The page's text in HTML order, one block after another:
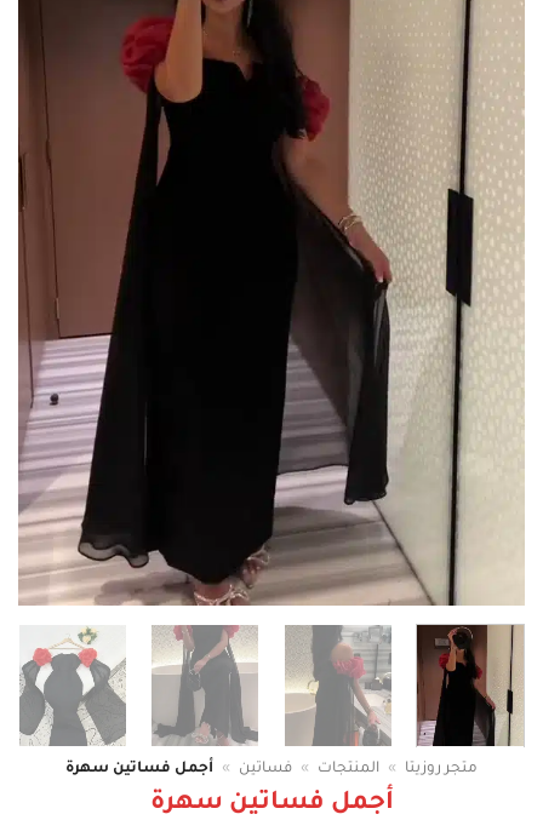
متجر روزيتا » المنتجات » فساتين » أجمل فساتين سهرة
أجمل فساتين سهرة